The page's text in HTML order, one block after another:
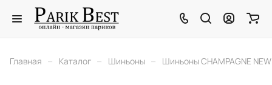
Главная – Каталог – Шиньоны – Шиньоны CHAMPAGNE NEW